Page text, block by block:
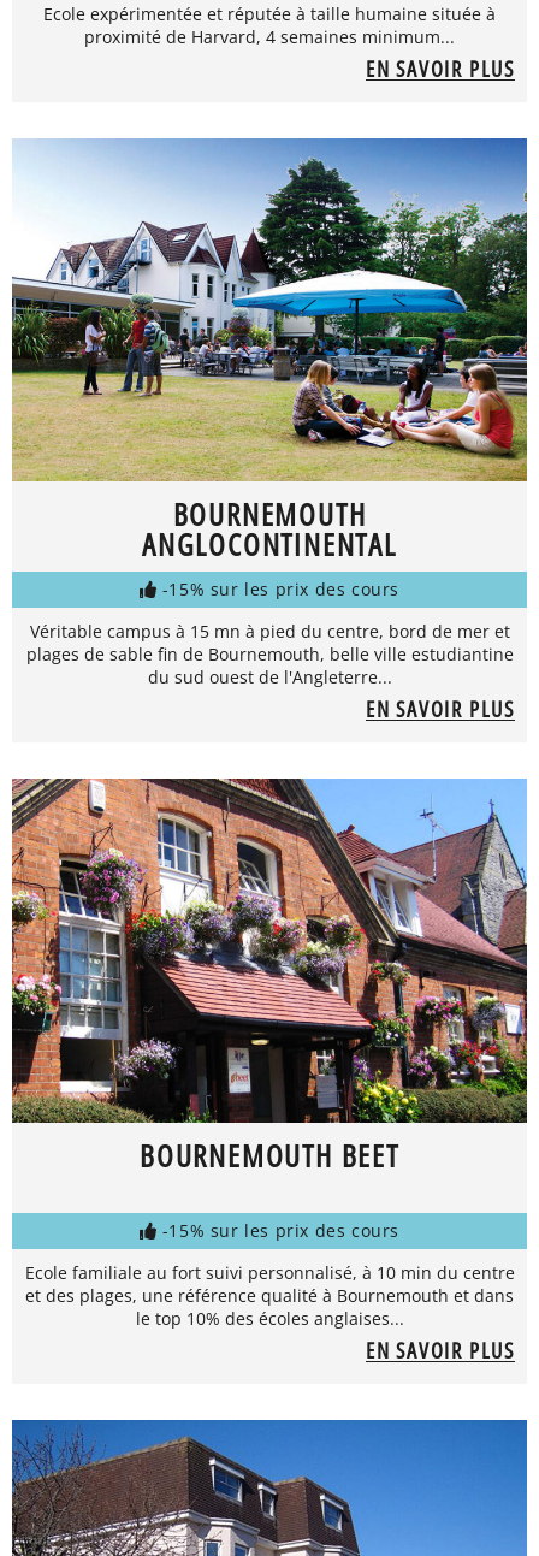
Ecole expérimentée et réputée à taille humaine située à
proximité de Harvard, 4 semaines minimum...
EN SAVOIR PLUS
BOURNEMOUTH
ANGLOCONTINENTAL
-15% sur les prix des cours
Véritable campus à 15 mn à pied du centre, bord de mer et
plages de sable fin de Bournemouth, belle ville estudiantine
du sud ouest de l'Angleterre...
EN SAVOIR PLUS
BOURNEMOUTH BEET
-15% sur les prix des cours
Ecole familiale au fort suivi personnalisé, à 10 min du centre
et des plages, une référence qualité à Bournemouth et dans
le top 10% des écoles anglaises...
EN SAVOIR PLUS